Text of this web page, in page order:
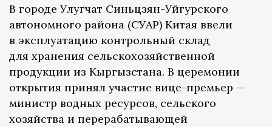
В городе Улугчат Синьцзян-Уйгурского
автономного района (СУАР) Китая ввели
в эксплуатацию контрольный склад
для хранения сельскохозяйственной
продукции из Кыргызстана. В церемонии
открытия принял участие вице-премьер —
министр водных ресурсов, сельского
хозяйства и перерабатывающей